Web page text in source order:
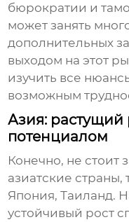
бюрократии и
может занять
дополнительных
выходом на этот
изучить все
возможным
Азия:
потенциалом
Конечно, не стоит
азиатские
Япония, Таиланд.
устойчивый рост